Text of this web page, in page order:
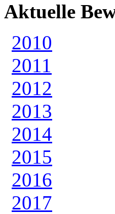
Aktuelle
2010
2011
2012
2013
2014
2015
2016
2017